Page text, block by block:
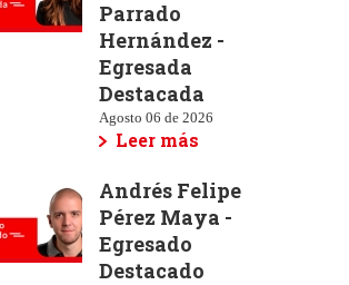
Parrado
Hernández -
Egresada
Destacada
Agosto 06 de 2026
Leer más
Andrés Felipe
Pérez Maya -
Egresado
Destacado